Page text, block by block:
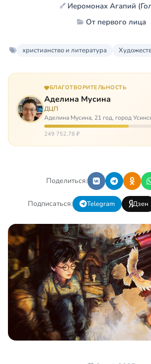
Иеромонах Агапий
От первого лица
христианство и литература
БЛАГОТВОРИТЕЛЬНОСТЬ
Аделина Мусина
ДЦП
Аделина Мусина, 21 год, город
церебральный паралич,
коляске. Аделине требуется
249 752,78 ₽
Поделиться:
Подписаться: Telegram Дзен